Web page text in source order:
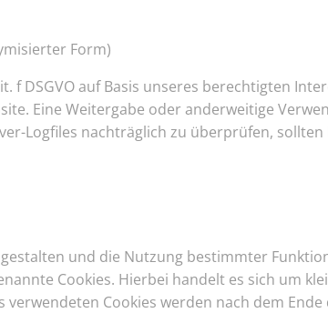
Form)
f DSGVO auf Basis unseres berechtigten
Eine Weitergabe oder anderweitige
Logfiles nachträglich zu überprüfen,
und die Nutzung bestimmter
Cookies. Hierbei handelt es sich um
Cookies werden nach dem